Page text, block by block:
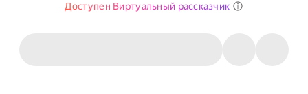
Доступен Виртуальный рассказчик